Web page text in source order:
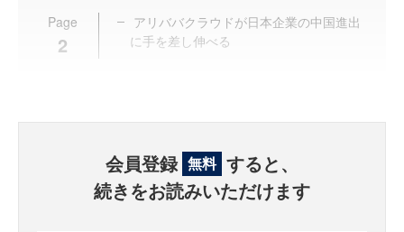
Page
2
アリババクラウドが日本企業の中国進出
に手を差し伸べる
会員登録 無料 すると、
続きをお読みいただけます